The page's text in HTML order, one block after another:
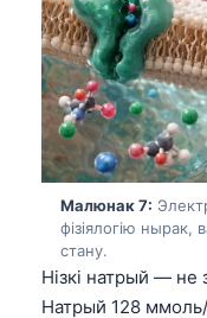
Малюнак 7:
фізіялогію нырак,
стану.
Нізкі натрый — не
Натрый 128
简体中文
فارسی
Български
Dansk
Nederlands
हिन्दी
Bahasa
Հայերեն